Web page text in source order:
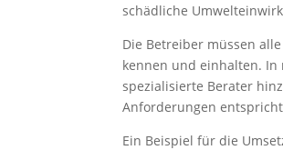
schädliche
Die Betreiber müssen
kennen und einhalten. In
spezialisierte Berater
Anforderungen
Ein Beispiel für die